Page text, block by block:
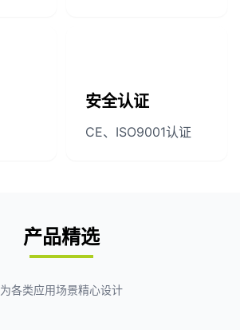
安全认证
CE、ISO9001认证
产品精选
为各类应用场景精心设计